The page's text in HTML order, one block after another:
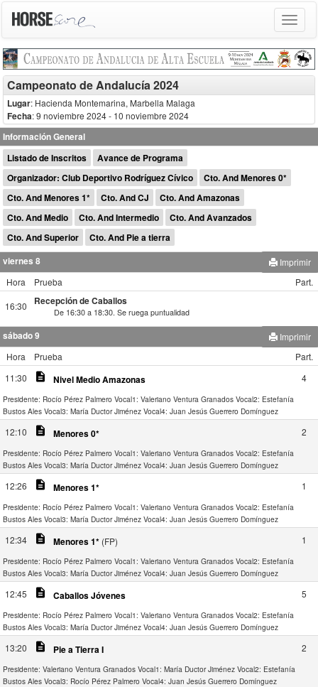
Toggle
Campeonato de Andalucía 2024
Lugar: Hacienda Montemarina, Marbella Malaga
Fecha: 9 noviembre 2024- 10 noviembre 2024
Información General
Listado de Inscritos
Avance de Programa
Organizador: Club Deportivo Rodríguez Cívico
Cto. And Menores 0*
Cto. And Menores 1*
Cto. And CJ
Cto. And Amazonas
Cto. And Medio
Cto. And Intermedio
Cto. And Avanzados
Cto. And Superior
Cto. And Pie a tierra
viernes 8
Imprimir
Hora
Prueba
Part.
16:30
Recepción de Caballos
De 16:30 a 18:30. Se ruega puntualidad
sábado 9
Imprimir
Hora
Prueba
Part.
11:30
description Nivel Medio Amazonas 4
Presidente: Rocío Pérez Palmero Vocal1: Valeriano Ventura Granados Vocal2: Estefanía
Bustos Ales Vocal3: María Ductor Jiménez Vocal4: Juan Jesús Guerrero Domínguez
12:10 description Menores 0* 2
Presidente: Rocío Pérez Palmero Vocal1: Valeriano Ventura Granados Vocal2: Estefanía
Bustos Ales Vocal3: María Ductor Jiménez Vocal4: Juan Jesús Guerrero Domínguez
12:26 description Menores 1* 1
Presidente: Rocío Pérez Palmero Vocal1: Valeriano Ventura Granados Vocal2: Estefanía
Bustos Ales Vocal3: María Ductor Jiménez Vocal4: Juan Jesús Guerrero Domínguez
12:34 description Menores 1* (FP) 1
Presidente: Rocío Pérez Palmero Vocal1: Valeriano Ventura Granados Vocal2: Estefanía
Bustos Ales Vocal3: María Ductor Jiménez Vocal4: Juan Jesús Guerrero Domínguez
12:45 description Caballos Jóvenes 5
Presidente: Rocío Pérez Palmero Vocal1: Valeriano Ventura Granados Vocal2: Estefanía
Bustos Ales Vocal3: María Ductor Jiménez Vocal4: Juan Jesús Guerrero Domínguez
13:20 description Pie a Tierra I 2
Presidente: Valeriano Ventura Granados Vocal1: María Ductor Jiménez Vocal2: Estefanía
Bustos Ales Vocal3: Rocío Pérez Palmero Vocal4: Juan Jesús Guerrero Domínguez